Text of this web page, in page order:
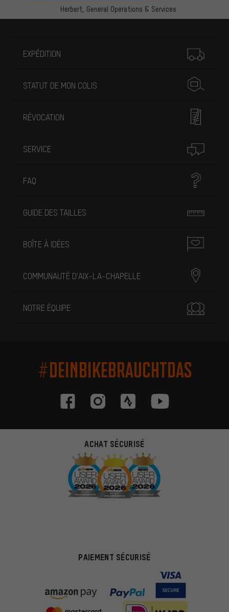
Herbert, General Operations & Services
EXPÉDITION
STATUT DE MON COLIS
RÉVOCATION
SERVICE
FAQ
GUIDE DES TAILLES
BOÎTE À IDÉES
COMMUNAUTÉ D'AIX-LA-CHAPELLE
NOTRE ÉQUIPE
#DEINBIKEBRAUCHTDAS
ACHAT SÉCURISÉ
PAIEMENT SÉCURISÉ